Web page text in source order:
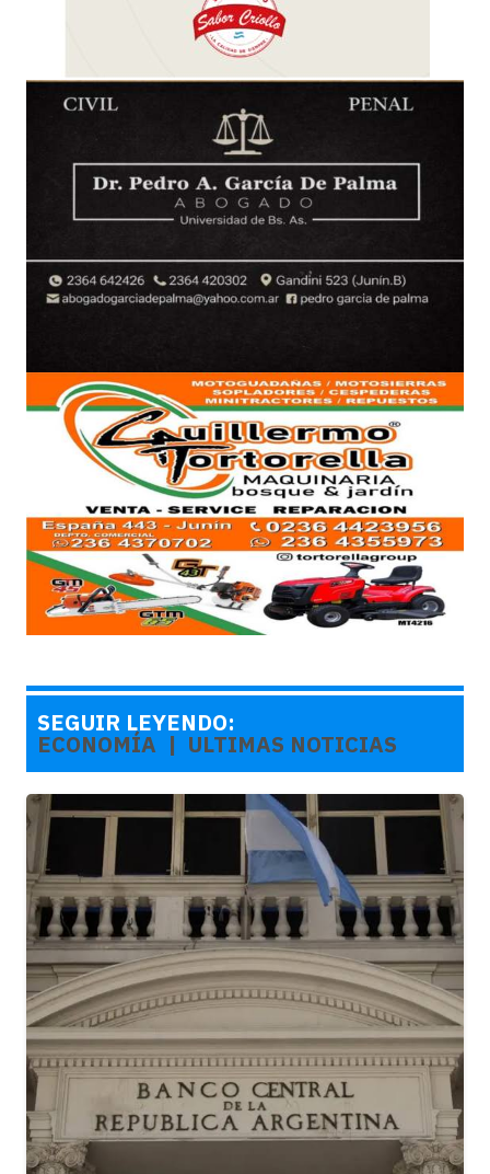
SEGUIR LEYENDO:
ECONOMÍA ‎ ‎ |‎ ‎‎ ‎ ULTIMAS NOTICIAS